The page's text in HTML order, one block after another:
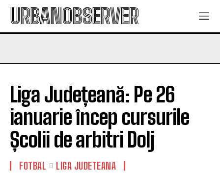
URBANOBSERVER
Liga Județeană: Pe 26
ianuarie încep cursurile
Școlii de arbitri Dolj
FOTBAL LIGA JUDETEANA